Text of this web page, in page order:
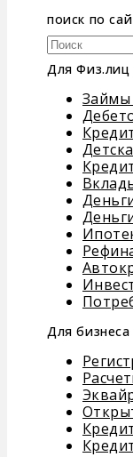
поиск по
Для Физ.лиц
Займы
Для бизнеса